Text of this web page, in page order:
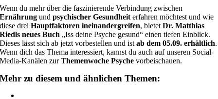
Wenn du mehr über die faszinierende Verbindung zwischen
Ernährung undpsychischer Gesundheit erfahren möchtest und wie
diese dreiHauptfaktoren ineinandergreifen, bietetDr. Matthias
Riedls neues Buch „Iss deine Psyche gesund“ einen tiefen Einblick.
Dieses lässt sich ab jetzt vorbestellen und istab dem 05.09. erhältlich.
Wenn dich das Thema interessiert, kannst du auch auf unseren Social-
Media-Kanälen zurThemenwoche Psyche vorbeischauen.
Mehr zu diesem und ähnlichen Themen: